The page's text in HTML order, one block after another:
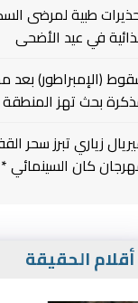
طبية لمرضى
في عيد الأضحى
بحث تهز
زياري تبرز سحر
كان السينمائي
الحقيقة